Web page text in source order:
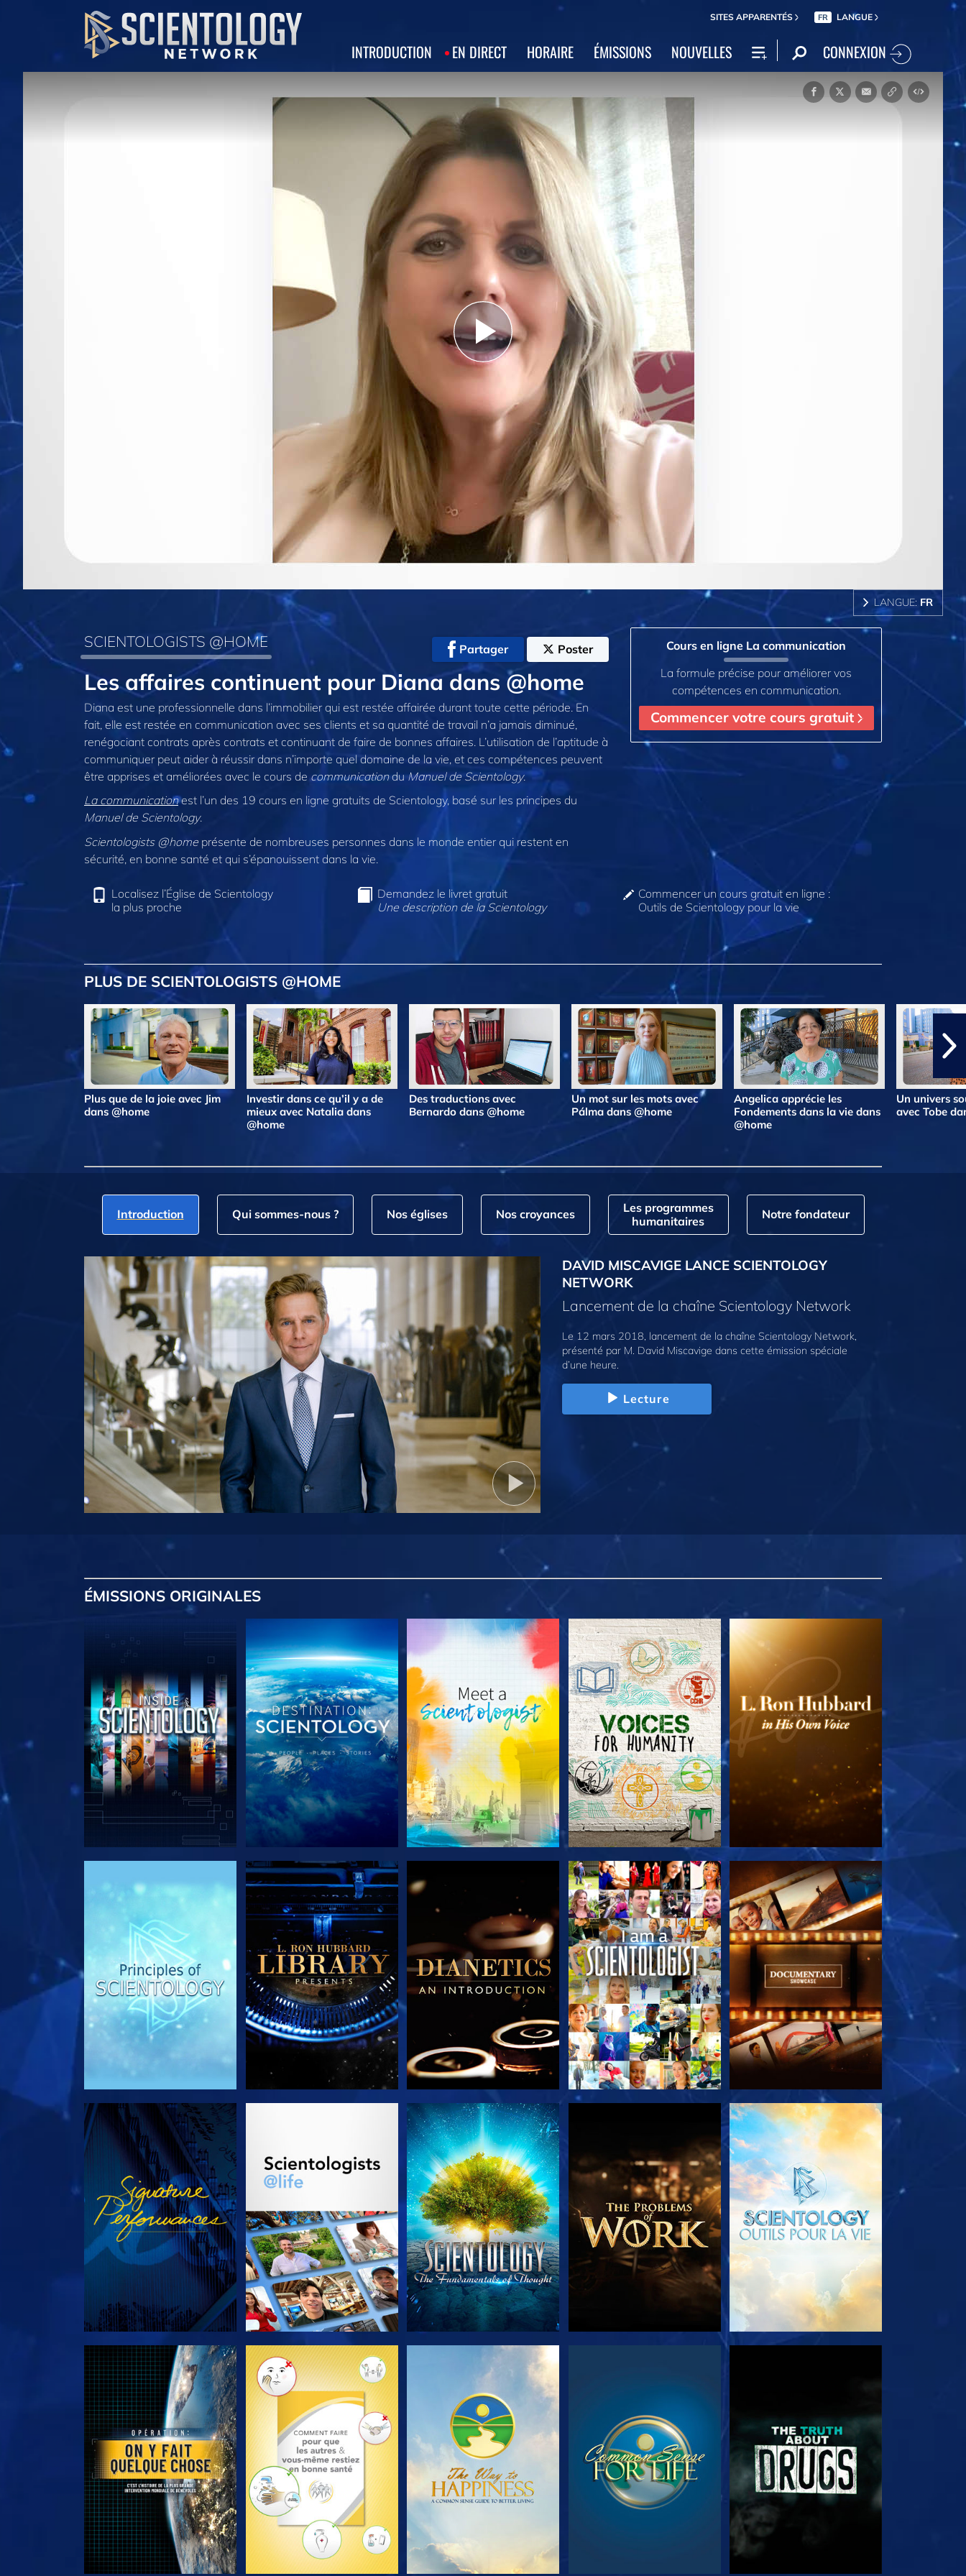
SITES APPARENTÉS FR LANGUE
INTRODUCTION EN DIRECT HORAIRE ÉMISSIONS NOUVELLES CONNEXION
Play
Video
LANGUE: FR
SCIENTOLOGISTS @HOME Partager Poster
Les affaires continuent pour Diana dans @home
Diana est une professionnelle dans l’immobilier qui est restée affairée durant toute cette période. En
fait, elle est restée en communication avec ses clients et sa quantité de travail n’a jamais diminué,
renégociant contrats après contrats et continuant de faire de bonnes affaires. L’utilisation de l’aptitude à
communiquer peut aider à réussir dans n’importe quel domaine de la vie, et ces compétences peuvent
être apprises et améliorées avec le cours decommunicationduManuel de Scientology.
La communicationest l’un des 19 cours en ligne gratuits de Scientology, basé sur les principes du
Manuel de Scientology.
Scientologists @homeprésente de nombreuses personnes dans le monde entier qui restent en
sécurité, en bonne santé et qui s’épanouissent dans la vie.
Cours en ligne La communication
La formule précise pour améliorer vos
compétences en communication.
Commencer votre cours gratuit
Localisez l’Église de Scientology
la plus proche
Demandez le livret gratuit
Une description de la Scientology
Commencer un cours gratuit en ligne :
Outils de Scientology pour la vie
PLUS DE SCIENTOLOGISTS @HOME
Plus que de la joie avec Jim
dans @home
Investir dans ce qu’il y a de
mieux avec Natalia dans
@home
Des traductions avec
Bernardo dans @home
Un mot sur les mots avec
Pálma dans @home
Angelica apprécie les
Fondements dans la vie dans
@home
Un univers
avec Tobe
Introduction Qui sommes‑nous ? Nos églises Nos croyances
Les programmes
humanitaires
Notre fondateur
DAVID MISCAVIGE LANCE SCIENTOLOGY
NETWORK
Lancement de la chaîne Scientology Network
Le 12 mars 2018, lancement de la chaîne Scientology Network,
présenté par M. David Miscavige dans cette émission spéciale
d’une heure.
Lecture
ÉMISSIONS ORIGINALES
DÉCOUVRIR LES SÉRIES DÉCOUVRIR LES SÉRIES DÉCOUVRIR LES SÉRIES DÉCOUVRIR LES SÉRIES DÉCOUVRIR LES SÉRIES
REGARDER REGARDER DÉCOUVRIR LES SÉRIES DÉCOUVRIR LES SÉRIES
DÉCOUVRIR LES SÉRIES DÉCOUVRIR LES SÉRIES